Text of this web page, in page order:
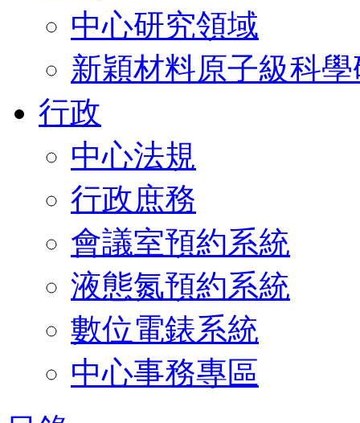
中心研究領域
新穎材料原子級科
行政
中心法規
行政庶務
會議室預約系統
液態氮預約系統
數位電錶系統
中心事務專區